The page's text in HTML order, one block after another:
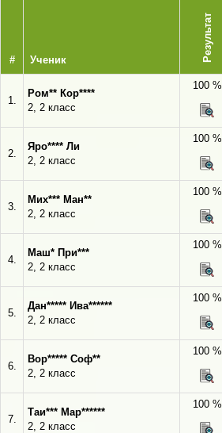
# Ученик Результат
1.
Ром** Кор****
2, 2 класс
100 %
2.
Яро**** Ли
2, 2 класс
100 %
3.
Мих*** Ман**
2, 2 класс
100 %
4.
Маш* При***
2, 2 класс
100 %
5.
Дан***** Ива******
2, 2 класс
100 %
6.
Вор***** Соф**
2, 2 класс
100 %
7.
Таи*** Мар******
2, 2 класс
100 %